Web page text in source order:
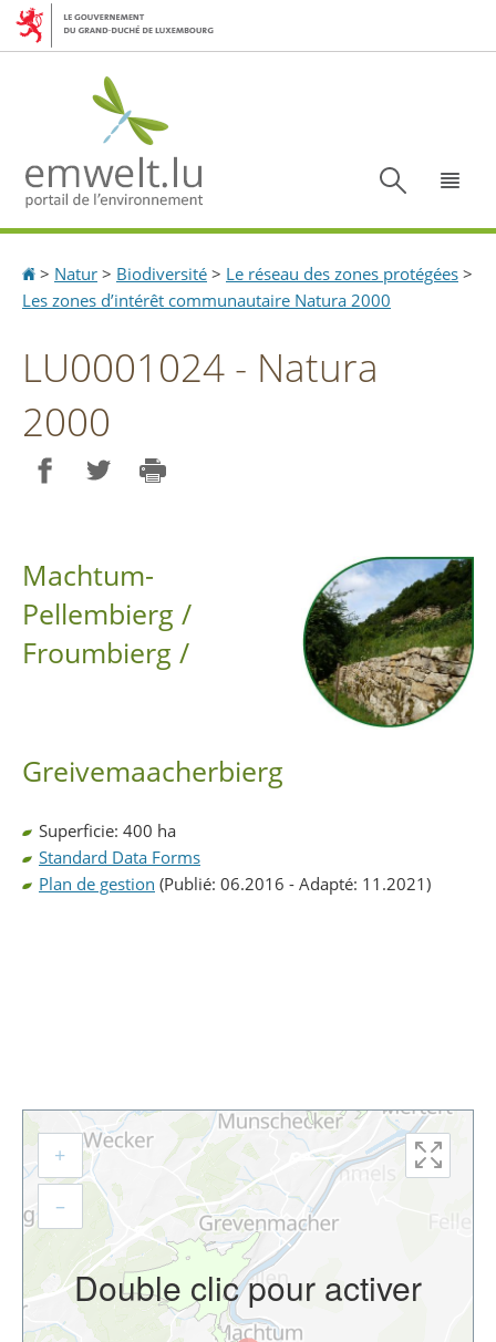
Aller
Aller
Accueil
> Natur > Biodiversité > Le réseau des zones protégées >
Les zones d’intérêt communautaire Natura 2000
LU0001024 - Natura
2000
Machtum-
Pellembierg /
Froumbierg /
Greivemaacherbierg
Superficie: 400 ha
Standard Data Forms
Plan de gestion (Publié: 06.2016 - Adapté: 11.2021)
Double clic pour activer
+
–